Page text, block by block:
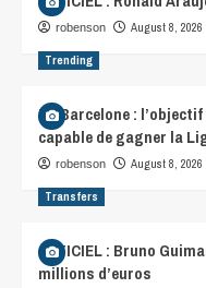
robenson August 8, 2026
Trending
FC Barcelone :
capable de gagner la
robenson August 8, 2026
Transfers
OFFICIEL : Bruno
millions d’euros